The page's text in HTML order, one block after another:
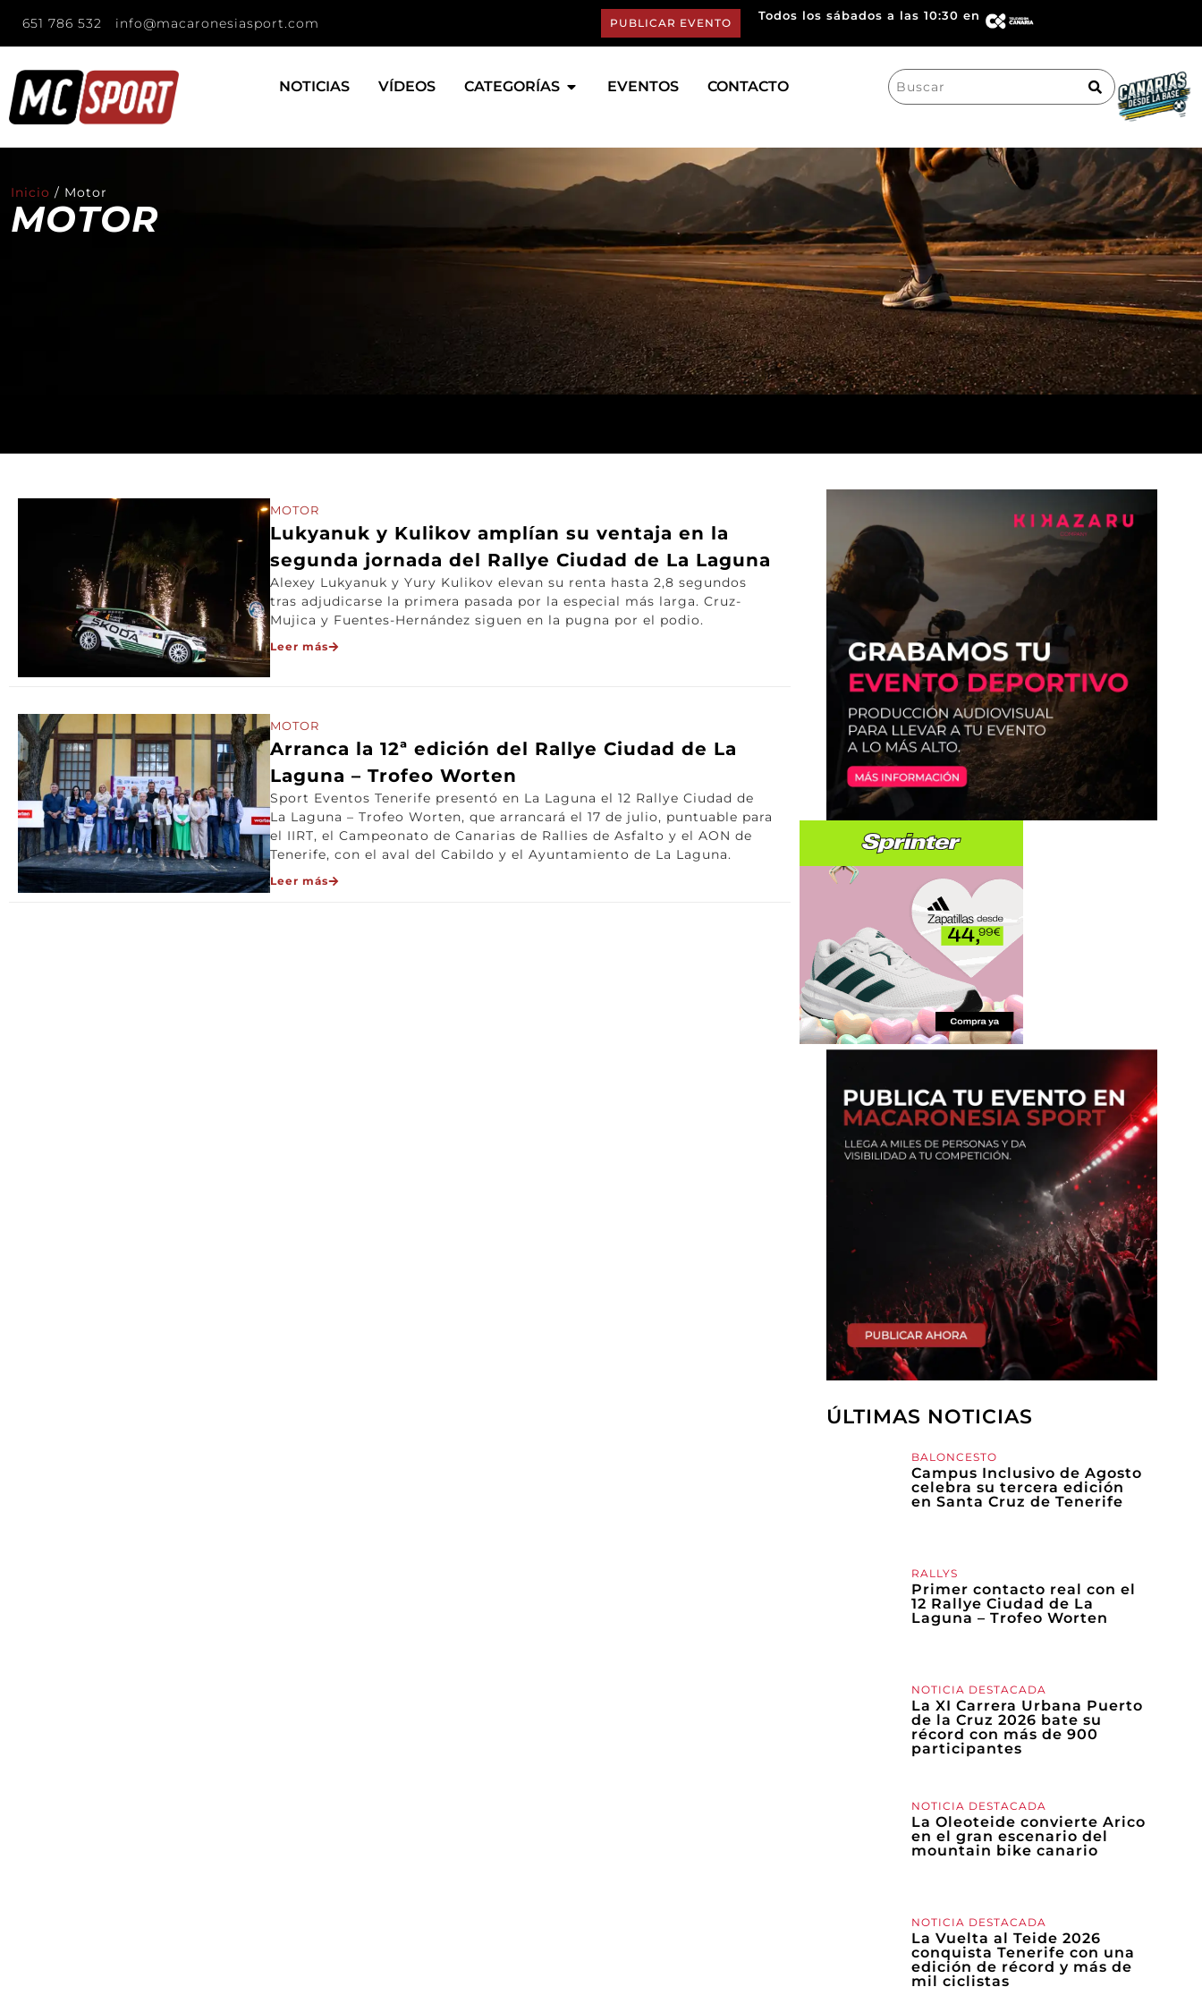
651 786 532 info@macaronesiasport.com PUBLICAR EVENTO
Todos los sábados a las 10:30 en
NOTICIAS VÍDEOS CATEGORÍAS EVENTOS CONTACTO
Search
for:
Inicio / Motor
MOTOR
MOTOR
Lukyanuk y Kulikov amplían su ventaja en la
segunda jornada del Rallye Ciudad de La Laguna
Alexey Lukyanuk y Yury Kulikov elevan su renta hasta 2,8 segundos
tras adjudicarse la primera pasada por la especial más larga. Cruz-
Mujica y Fuentes-Hernández siguen en la pugna por el podio.
Leer más
MOTOR
Arranca la 12ª edición del Rallye Ciudad de La
Laguna – Trofeo Worten
Sport Eventos Tenerife presentó en La Laguna el 12 Rallye Ciudad de
La Laguna – Trofeo Worten, que arrancará el 17 de julio, puntuable para
el IIRT, el Campeonato de Canarias de Rallies de Asfalto y el AON de
Tenerife, con el aval del Cabildo y el Ayuntamiento de La Laguna.
Leer más
ÚLTIMAS NOTICIAS
BALONCESTO
Campus Inclusivo de Agosto
celebra su tercera edición
en Santa Cruz de Tenerife
RALLYS
Primer contacto real con el
12 Rallye Ciudad de La
Laguna – Trofeo Worten
NOTICIA DESTACADA
La XI Carrera Urbana Puerto
de la Cruz 2026 bate su
récord con más de 900
participantes
NOTICIA DESTACADA
La Oleoteide convierte Arico
en el gran escenario del
mountain bike canario
NOTICIA DESTACADA
La Vuelta al Teide 2026
conquista Tenerife con una
edición de récord y más de
mil ciclistas